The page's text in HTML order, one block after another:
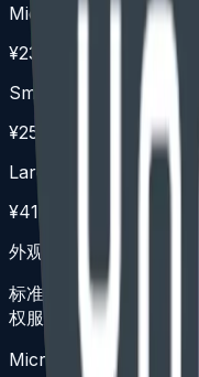
Micro Entity
¥23,500
Small Entity
¥25,600
Large Entity
¥41,200
外观设计专利打包价
标准全包：申请服务 +
权服务 + 授权官费
Micro Entity